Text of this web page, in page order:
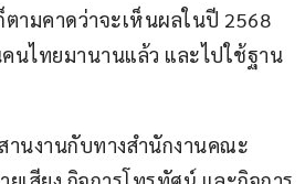
ตามคาดว่าจะเห็นผลในปี 2568
คนไทยมานานแล้ว และไปใช้ฐาน
านงานกับทางสำนักงานคณะ